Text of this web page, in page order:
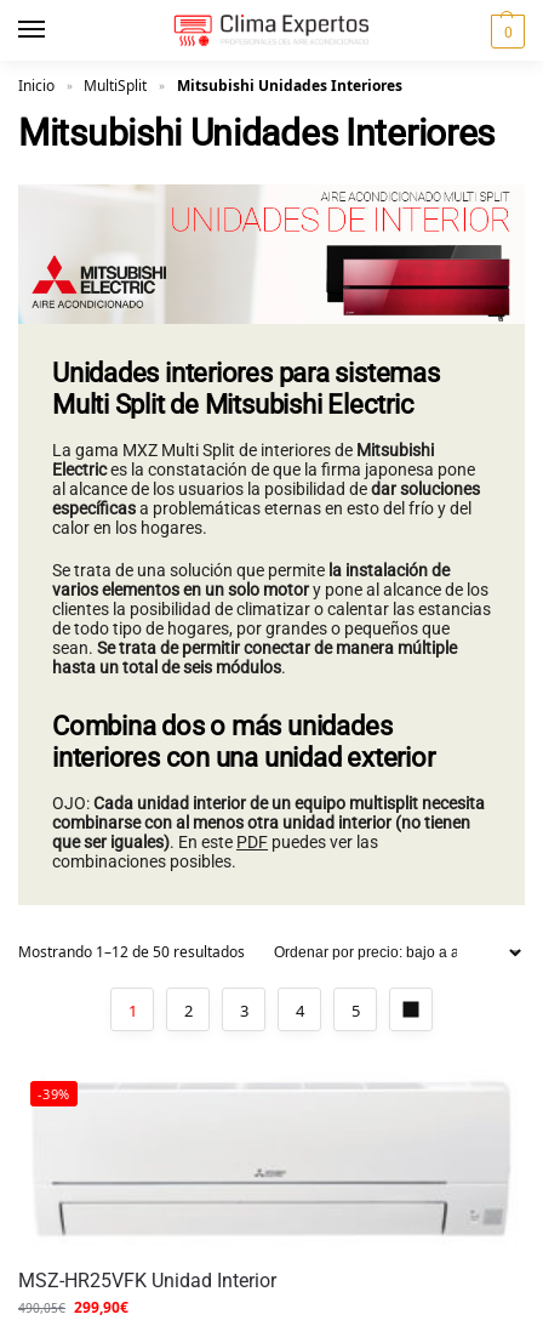
0
Inicio » MultiSplit » Mitsubishi Unidades Interiores
Mitsubishi Unidades Interiores
Unidades interiores para sistemas
Multi Split de Mitsubishi Electric
La gama MXZ Multi Split de interiores de Mitsubishi
Electrices la constatación de que la firma japonesa pone
al alcance de los usuarios la posibilidad dedar soluciones
específicasa problemáticas eternas en esto del frío y del
calor en los hogares.
Se trata de una solución que permite la instalación de
varios elementos en un solo motory pone al alcance de los
clientes la posibilidad de climatizar o calentar las estancias
de todo tipo de hogares, por grandes o pequeños que
sean. Se trata de permitir conectar de manera múltiple
hasta un total de seis módulos.
Combina dos o más unidades
interiores con una unidad exterior
OJO:Cada unidad interior de un equipo multisplit necesita
combinarse con al menos otra unidad interior (no tienen
que ser iguales). En este PDF puedes ver las
combinaciones posibles.
Mostrando 1–12 de 50 resultados
1 2 3 4 5
-39%
MSZ-HR25VFK Unidad Interior
490,05€ 299,90€